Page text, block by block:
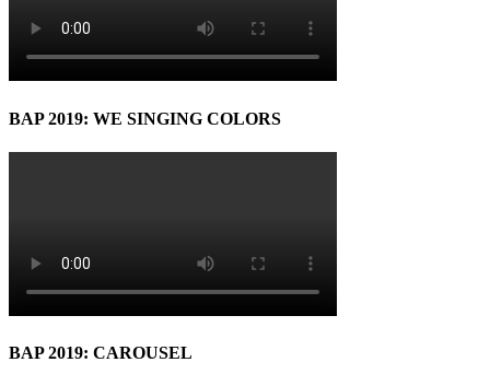
BAP 2019: WE SINGING COLORS
BAP 2019: CAROUSEL